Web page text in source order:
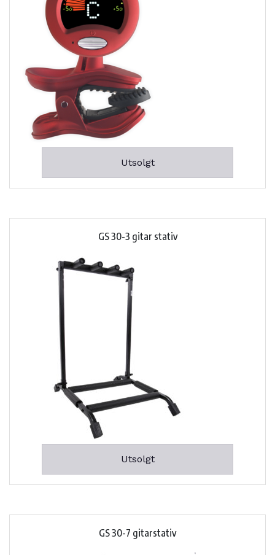
Utsolgt
GS 30-3 gitar stativ
Utsolgt
GS 30-7 gitarstativ